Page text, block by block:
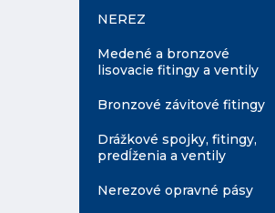
NEREZ
Medené a bronzové
lisovacie fitingy a ventily
Bronzové závitové fitingy
Drážkové spojky, fitingy,
predĺženia a ventily
Nerezové opravné pásy